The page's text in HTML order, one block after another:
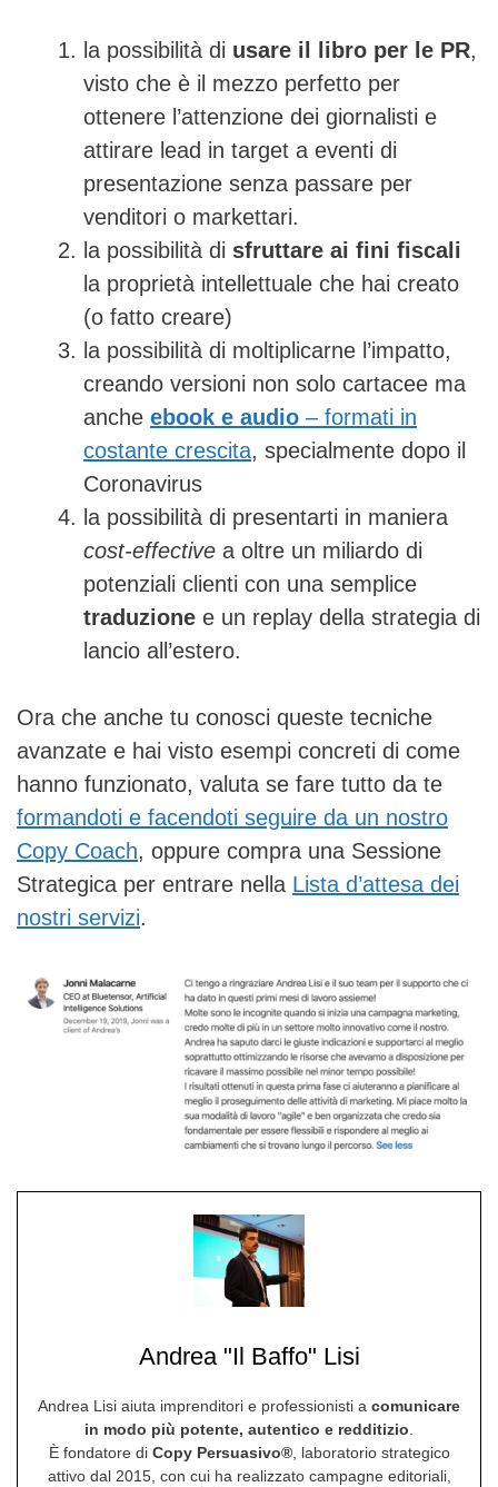
la possibilità di usare il libro per le PR,
visto che è il mezzo perfetto per
ottenere l’attenzione dei giornalisti e
attirare lead in target a eventi di
presentazione senza passare per
venditori o markettari.
la possibilità di sfruttare ai fini fiscali
la proprietà intellettuale che hai creato
(o fatto creare)
la possibilità di moltiplicarne l’impatto,
creando versioni non solo cartacee ma
anche ebook e audio – formati in
costante crescita, specialmente dopo il
Coronavirus
la possibilità di presentarti in maniera
cost-effective a oltre un miliardo di
potenziali clienti con una semplice
traduzione e un replay della strategia di
lancio all’estero.
Ora che anche tu conosci queste tecniche
avanzate e hai visto esempi concreti di come
hanno funzionato, valuta se fare tutto da te
formandoti e facendoti seguire da un nostro
Copy Coach, oppure compra una Sessione
Strategica per entrare nella Lista d’attesa dei
nostri servizi.
Andrea "Il Baffo" Lisi
Andrea Lisi aiuta imprenditori e professionisti a comunicare
in modo più potente, autentico e redditizio
È fondatore di Copy Persuasivo®, laboratorio strategico
attivo dal 2015, con cui ha realizzato campagne editoriali,